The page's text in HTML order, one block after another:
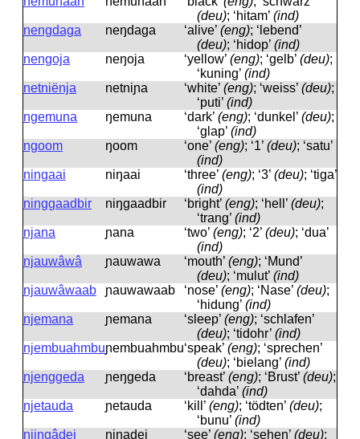
(deu); ‘hitam’ (ind)
nengdaga
neŋdaga ‘alive’ (eng); ‘lebend’
(deu); ‘hidop’ (ind)
nengoja
neŋoja ‘yellow’ (eng); ‘gelb’ (deu);
‘kuning’ (ind)
netniënja
netniɲa ‘white’ (eng); ‘weiss’ (deu);
‘puti’ (ind)
ngemuna
ŋemuna ‘dark’ (eng); ‘dunkel’ (deu);
‘glap’ (ind)
ngoom
ŋoom ‘one’ (eng); ‘1’ (deu); ‘satu’
(ind)
ningaai
niŋaai ‘three’ (eng); ‘3’ (deu); ‘tiga’
(ind)
ninggaadbir
niŋgaadbir ‘bright’ (eng); ‘hell’ (deu);
‘trang’ (ind)
njana
ɲana ‘two’ (eng); ‘2’ (deu); ‘dua’
(ind)
njauwâwâ
ɲauwawa ‘mouth’ (eng); ‘Mund’
(deu); ‘mulut’ (ind)
njauwâwaab
ɲauwawaab ‘nose’ (eng); ‘Nase’ (deu);
‘hidung’ (ind)
njemana
ɲemana ‘sleep’ (eng); ‘schlafen’
(deu); ‘tidohr’ (ind)
njembuahmbuɲembuahmbu‘speak’ (eng); ‘sprechen’
(deu); ‘bielang’ (ind)
njenggeda
ɲeŋgeda ‘breast’ (eng); ‘Brust’ (deu);
‘dahda’ (ind)
njetauda
ɲetauda ‘kill’ (eng); ‘tödten’ (deu);
‘bunu’ (ind)
njingâdei
ɲiŋadei ‘see’ (eng); ‘sehen’ (deu);